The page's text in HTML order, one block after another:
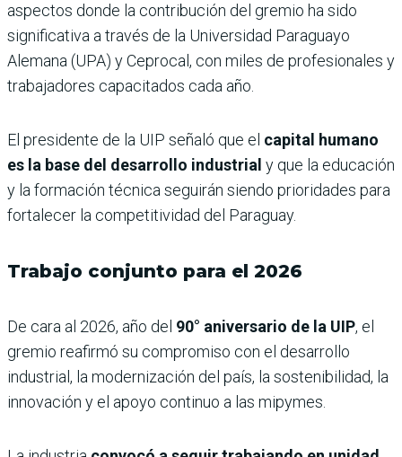
aspectos donde la contribución del gremio ha sido
significativa a través de la Universidad Paraguayo
Alemana (UPA) y Ceprocal, con miles de profesionales y
trabajadores capacitados cada año.
El presidente de la UIP señaló que el capital humano
es la base del desarrollo industrial y que la educación
y la formación técnica seguirán siendo prioridades para
fortalecer la competitividad del Paraguay.
Trabajo conjunto para el 2026
De cara al 2026, año del 90° aniversario de la UIP, el
gremio reafirmó su compromiso con el desarrollo
industrial, la modernización del país, la sostenibilidad, la
innovación y el apoyo continuo a las mipymes.